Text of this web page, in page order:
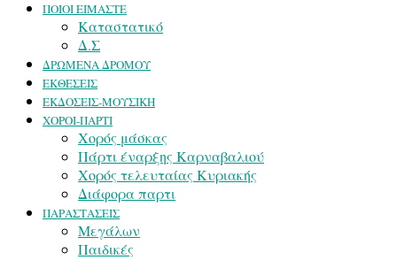
ΠΟΙΟΙ ΕΙΜΑΣΤΕ
Καταστατικό
Δ.Σ
ΔΡΩΜΕΝΑ ΔΡΟΜΟΥ
ΕΚΘΕΣΕΙΣ
ΕΚΔΟΣΕΙΣ-ΜΟΥΣΙΚΗ
ΧΟΡΟΙ-ΠΑΡΤΙ
Χορός μάσκας
Πάρτι έναρξης Καρναβαλιού
Χορός τελευταίας Κυριακής
Διάφορα παρτι
ΠΑΡΑΣΤΑΣΕΙΣ
Μεγάλων
Παιδικές